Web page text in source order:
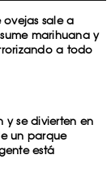
sale a
marihuana y
a todo
y se divierten en
un parque
está